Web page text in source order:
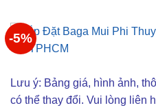
-5%
Lưu ý: Bảng giá, hình ảnh,
có thể thay đổi. Vui lòng liên